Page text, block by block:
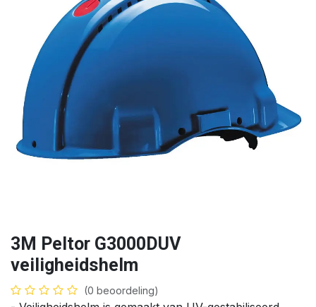
3M Peltor G3000DUV
veiligheidshelm
(0 beoordeling)